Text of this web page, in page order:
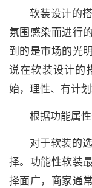
软装设计的
氛围感染而进行
到的是市场的光
说在软装设计的
始，理性、有计
根据功能属
对于软装的
择。功能性软装
择面广，商家通